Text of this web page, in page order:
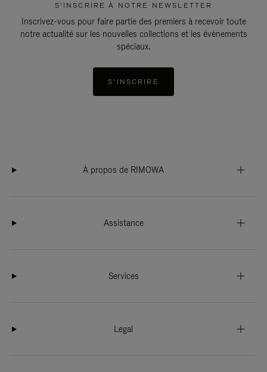
S'INSCRIRE À NOTRE NEWSLETTER
Inscrivez-vous pour faire partie des premiers à recevoir toute
notre actualité sur les nouvelles collections et les évènements
spéciaux.
S'INSCRIRE
À propos de RIMOWA
Assistance
Services
Legal